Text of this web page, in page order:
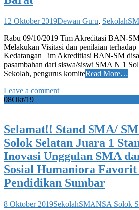
12 Oktober 2019Dewan Guru, Sekolah
Rabu 09/10/2019 Tim Akreditasi BAN-
Melakukan Visitasi dan penilaian
Kedatangan Tim Akreditiasi BAN-SM
pasambahan dari siswa/siswi SMA N 1
Sekolah, pengurus komiteRead More…
Leave a comment
08Okt/19
Selamat!! Stand SMA/
Solok Selatan Juara 1
Inovasi Unggulan SMA
Sosial Humaniora
Pendidikan Sumbar
8 Oktober 2019SekolahSMANSA Solok